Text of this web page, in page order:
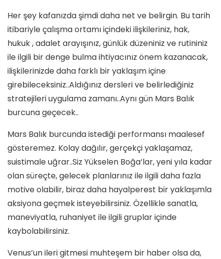
Her şey kafanızda şimdi daha net ve belirgin. Bu tarih
itibariyle çalışma ortamı içindeki ilişkileriniz, hak,
hukuk , adalet arayışınız, günlük düzeniniz ve rutininiz
ile ilgili bir denge bulma ihtiyacınız önem kazanacak,
ilişkilerinizde daha farklı bir yaklaşım içine
girebileceksiniz..Aldığınız dersleri ve belirlediğiniz
stratejileri uygulama zamanı..Aynı gün Mars Balık
burcuna geçecek..
Mars Balık burcunda istediği performansı maalesef
gösteremez. Kolay dağılır, gerçekçi yaklaşamaz,
suistimale uğrar..Siz Yükselen Boğa’lar, yeni yıla kadar
olan süreçte, gelecek planlarınız ile ilgili daha fazla
motive olabilir, biraz daha hayalperest bir yaklaşımla
aksiyona geçmek isteyebilirsiniz. Özellikle sanatla,
maneviyatla, ruhaniyet ile ilgili gruplar içinde
kaybolabilirsiniz.
Venus’un ileri gitmesi muhteşem bir haber olsa da,